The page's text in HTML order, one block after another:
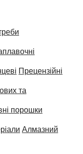
Прецензійні
та
порошки
Алмазний